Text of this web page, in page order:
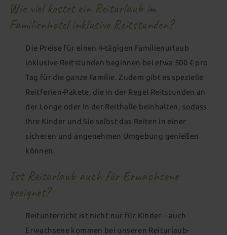
Wie viel kostet ein Reiturlaub im
Familienhotel inklusive Reitstunden?
Die Preise für einen 4-tägigen Familienurlaub
inklusive Reitstunden beginnen bei etwa 500 € pro
Tag für die ganze Familie. Zudem gibt es spezielle
Reitferien-Pakete, die in der Regel Reitstunden an
der Longe oder in der Reithalle beinhalten, sodass
Ihre Kinder und Sie selbst das Reiten in einer
sicheren und angenehmen Umgebung genießen
können.
Ist Reiturlaub auch für Erwachsene
geeignet?
Reitunterricht ist nicht nur für Kinder – auch
Erwachsene kommen bei unseren Reiturlaub-